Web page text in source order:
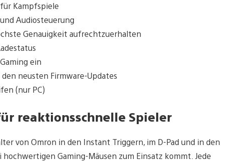
Kampfspiele
Audiosteuerung
Genauigkeit aufrechtzuerhalten
ein
neusten Firmware-Updates
(nur PC)
reaktionsschnelle Spieler
von Omron in den Instant Triggern, im D-Pad und in den
Gaming-Mäusen zum Einsatz kommt. Jede